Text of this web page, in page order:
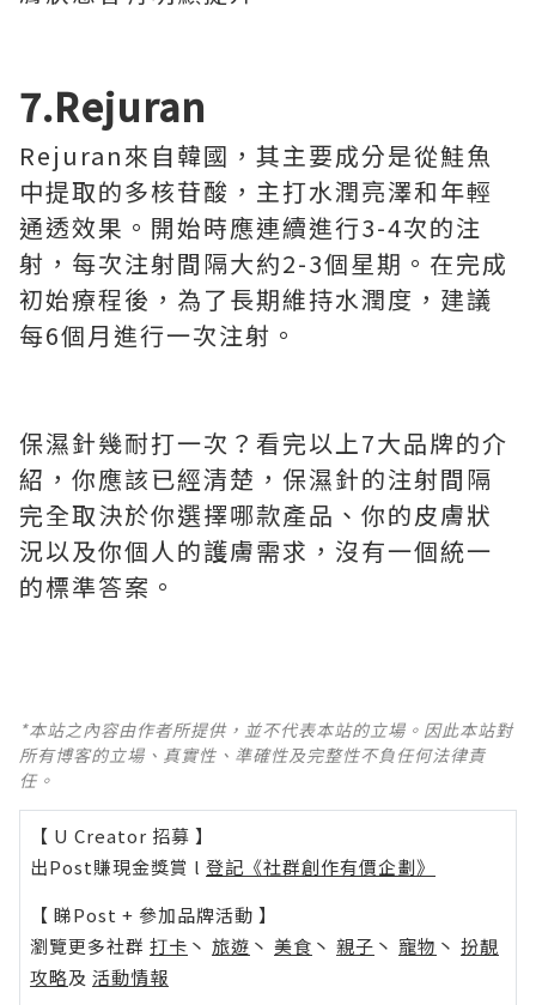
7.Rejuran
Rejuran來自韓國，其主要成分是從鮭魚
中提取的多核苷酸，主打水潤亮澤和年輕
通透效果。開始時應連續進行3-4次的注
射，每次注射間隔大約2-3個星期。在完成
初始療程後，為了長期維持水潤度，建議
每6個月進行一次注射。
保濕針幾耐打一次？看完以上7大品牌的介
紹，你應該已經清楚，保濕針的注射間隔
完全取決於你選擇哪款產品、你的皮膚狀
況以及你個人的護膚需求，沒有一個統一
的標準答案。
*本站之內容由作者所提供，並不代表本站的立場。因此本站對
所有博客的立場、真實性、準確性及完整性不負任何法律責
任。
【 U Creator 招募 】
出Post賺現金獎賞 l 登記《社群創作有價企劃》
【 睇Post + 參加品牌活動 】
瀏覽更多社群 打卡 丶 旅遊 丶 美食 丶 親子 丶 寵物 丶 扮靚
攻略及 活動情報